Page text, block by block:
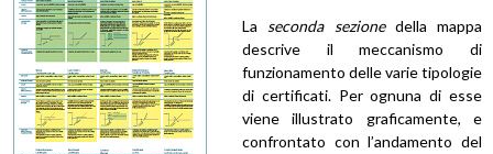
La seconda sezionedella mappa
descrive il meccanismo di
funzionamento delle varie tipologie
di certificati. Per ognuna di esse
viene illustrato graficamente, e
confrontato con l’andamento del